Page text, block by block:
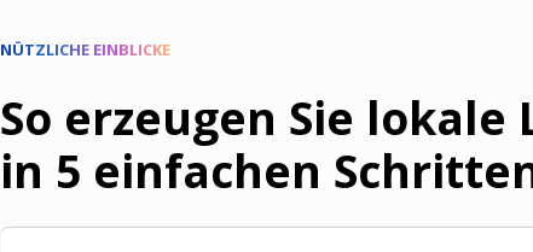
NÜTZLICHE EINBLICKE
So erzeugen Sie lokale
in 5 einfachen